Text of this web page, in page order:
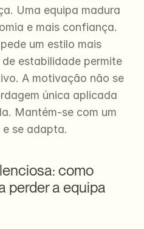
Uma equipa madura
e mais confiança.
um estilo mais
estabilidade permite
A motivação não se
única aplicada
Mantém-se com um
se adapta.
como
perder a equipa